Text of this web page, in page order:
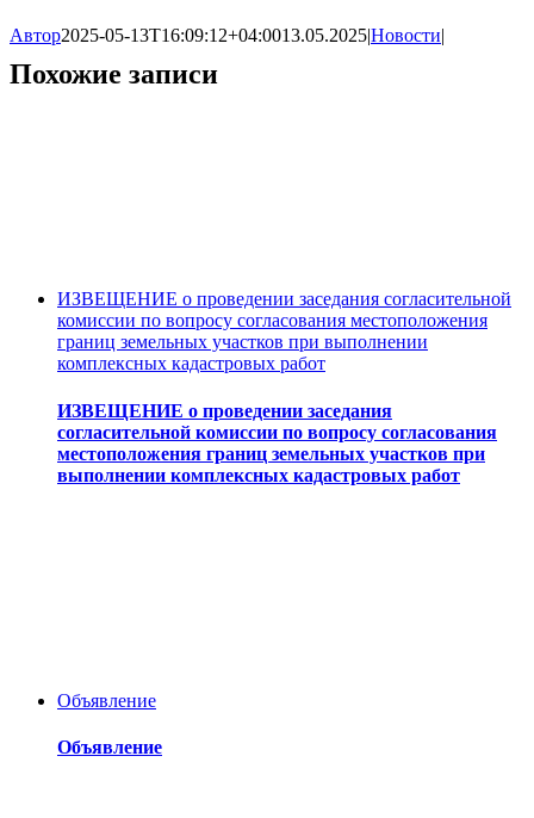
Автор2025-05-13T16:09:12+04:0013.05.2025|Новости|
Похожие записи
ИЗВЕЩЕНИЕ о проведении заседания согласительной
комиссии по вопросу согласования местоположения
границ земельных участков при выполнении
комплексных кадастровых работ
ИЗВЕЩЕНИЕ о проведении заседания
согласительной комиссии по вопросу согласования
местоположения границ земельных участков при
выполнении комплексных кадастровых работ
Объявление
Объявление